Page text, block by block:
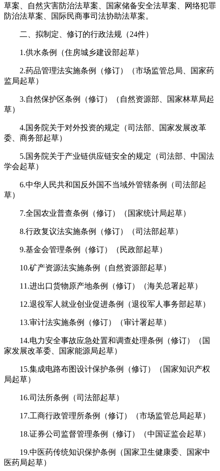
草案、自然灾害防治法草案、国家储备安全法草案、网络犯罪
防治法草案、国际民商事司法协助法草案。
二、拟制定、修订的行政法规（24件）
1.供水条例（住房城乡建设部起草）
2.药品管理法实施条例（修订）（市场监管总局、国家药
监局起草）
3.自然保护区条例（修订）（自然资源部、国家林草局起
草）
4.国务院关于对外投资的规定（司法部、国家发展改革
委、商务部起草）
5.国务院关于产业链供应链安全的规定（司法部、中国法
学会起草）
6.中华人民共和国反外国不当域外管辖条例（司法部起
草）
7.全国农业普查条例（修订）（国家统计局起草）
8.行政复议法实施条例（修订）（司法部起草）
9.基金会管理条例（修订）（民政部起草）
10.矿产资源法实施条例（自然资源部起草）
11.进出口货物原产地条例（修订）（海关总署起草）
12.退役军人就业创业促进条例（退役军人事务部起草）
13.审计法实施条例（修订）（审计署起草）
14.电力安全事故应急处置和调查处理条例（修订）（国
家发展改革委、国家能源局起草）
15.集成电路布图设计保护条例（修订）（国家知识产权
局起草）
16.司法所条例（司法部起草）
17.工商行政管理所条例（修订）（市场监管总局起草）
18.证券公司监督管理条例（修订）（中国证监会起草）
19.中医药传统知识保护条例（国家卫生健康委、国家中
医药局起草）